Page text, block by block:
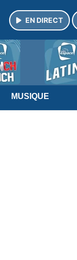
EN DIRECT
MUSIQUE